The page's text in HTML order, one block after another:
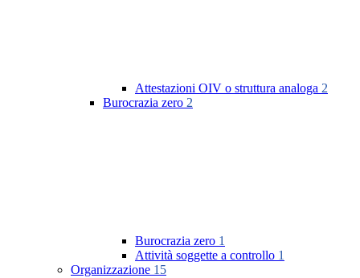
Attestazioni OIV o struttura analoga 2
Burocrazia zero 2
Burocrazia zero 1
Attività soggette a controllo 1
Organizzazione 15